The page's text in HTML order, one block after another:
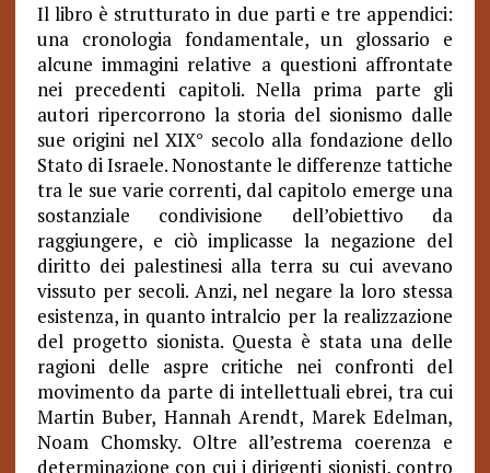
Il libro è strutturato in due parti e tre appendici:
una cronologia fondamentale, un glossario e
alcune immagini relative a questioni affrontate
nei precedenti capitoli. Nella prima parte gli
autori ripercorrono la storia del sionismo dalle
sue origini nel XIX° secolo alla fondazione dello
Stato di Israele. Nonostante le differenze tattiche
tra le sue varie correnti, dal capitolo emerge una
sostanziale condivisione dell’obiettivo da
raggiungere, e ciò implicasse la negazione del
diritto dei palestinesi alla terra su cui avevano
vissuto per secoli. Anzi, nel negare la loro stessa
esistenza, in quanto intralcio per la realizzazione
del progetto sionista. Questa è stata una delle
ragioni delle aspre critiche nei confronti del
movimento da parte di intellettuali ebrei, tra cui
Martin Buber, Hannah Arendt, Marek Edelman,
Noam Chomsky. Oltre all’estrema coerenza e
determinazione con cui i dirigenti sionisti, contro